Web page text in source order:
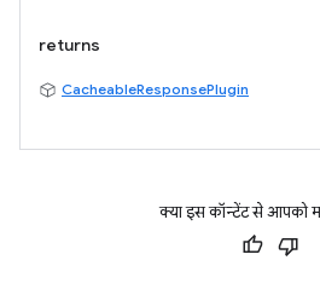
returns
CacheableResponsePlugin
क्या इस कॉन्टेंट से आपको